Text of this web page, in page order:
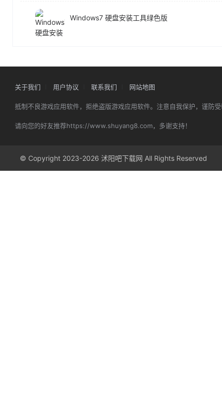
Windows7 硬盘安装工具绿色版
关于我们 用户协议 联系我们 网站地图
抵制不良游戏应用软件，拒绝盗版游戏应用软件。注意自我保护，谨防
请向您的好友推荐https://www.shuyang8.com，多谢支持！
© Copyright 2023-2026 沭阳吧下载网 All Rights Reserved